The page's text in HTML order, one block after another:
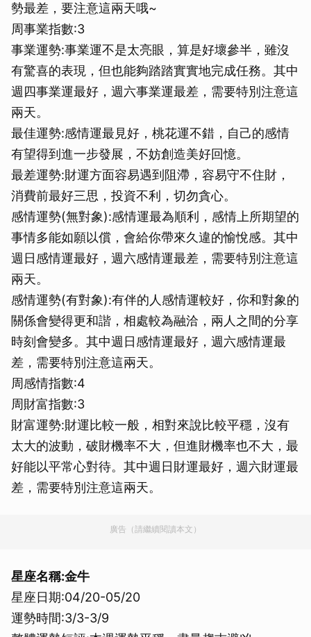
勢最差，要注意這兩天哦~
周事業指數:3
事業運勢:事業運不是太亮眼，算是好壞參半，雖沒
有驚喜的表現，但也能夠踏踏實實地完成任務。其中
週四事業運最好，週六事業運最差，需要特別注意這
兩天。
最佳運勢:感情運最見好，桃花運不錯，自己的感情
有望得到進一步發展，不妨創造美好回憶。
最差運勢:財運方面容易遇到阻滯，容易守不住財，
消費前最好三思，投資不利，切勿貪心。
感情運勢(無對象):感情運最為順利，感情上所期望的
事情多能如願以償，會給你帶來久違的愉悅感。其中
週日感情運最好，週六感情運最差，需要特別注意這
兩天。
感情運勢(有對象):有伴的人感情運較好，你和對象的
關係會變得更和諧，相處較為融洽，兩人之間的分享
時刻會變多。其中週日感情運最好，週六感情運最
差，需要特別注意這兩天。
周感情指數:4
周財富指數:3
財富運勢:財運比較一般，相對來說比較平穩，沒有
太大的波動，破財機率不大，但進財機率也不大，最
好能以平常心對待。其中週日財運最好，週六財運最
差，需要特別注意這兩天。
廣告（請繼續閱讀本文）
星座名稱:金牛
星座日期:04/20-05/20
運勢時間:3/3-3/9